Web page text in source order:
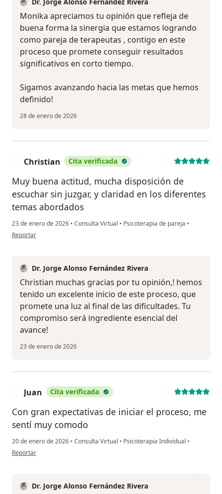
Monika apreciamos tu opinión que refleja de
buena forma la sinergia que estamos logrando
como pareja de terapeutas , contigo en este
proceso que promete conseguir resultados
significativos en corto tiempo.
Sigamos avanzando hacia las metas que hemos
definido!
28 de enero de 2026
Christian Cita verificada
Muy buena actitud, mucha disposición de
escuchar sin juzgar, y claridad en los diferentes
temas abordados
23 de enero de 2026 • Consulta Virtual • Psicoterapia de pareja •
en opinión del usuario Christian
Reportar
Dr. Jorge Alonso Fernández Rivera
Christian muchas gracias por tu opinión,! hemos
tenido un excelente inicio de este proceso, que
promete una luz al final de las dificultades. Tu
compromiso será ingrediente esencial del
avance!
23 de enero de 2026
Juan Cita verificada
Con gran expectativas de iniciar el proceso, me
sentí muy comodo
20 de enero de 2026 • Consulta Virtual • Psicoterapia Individual •
en opinión del usuario Juan
Reportar
Dr. Jorge Alonso Fernández Rivera